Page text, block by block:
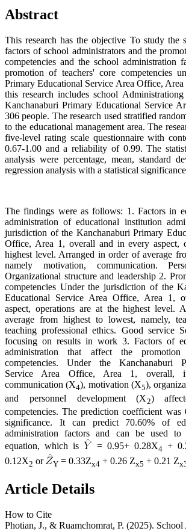
Abstract
This research has the objective To study the
factors of school administrators and the
competencies and the school administration
promotion of teachers' core competencies
Primary Educational Service Area Office, Area
this research includes school
Kanchanaburi Primary Educational Service
306 people. The research used stratified
to the educational management area. The
five-level rating scale questionnaire with
0.67-1.00 and a reliability of 0.99. The
analysis were percentage, mean, standard
regression analysis with a statistical
The findings were as follows: 1. Factors in
administration of educational institution
jurisdiction of the Kanchanaburi Primary
Office, Area 1, overall and in every aspect,
highest level. Arranged in order of average
namely motivation, communication.
Organizational structure and leadership 2.
competencies Under the jurisdiction of the
Educational Service Area Office, Area 1,
aspect, operations are at the highest level.
average from highest to lowest, namely,
teaching professional ethics. Good service
focusing on results in work 3. Factors of
administration that affect the
competencies. Under the Kanchanaburi
Service Area Office, Area 1, overall,
communication (X4), motivation (X5),
and personnel development (X2)
competencies. The prediction coefficient was
significance. It can predict 70.60% of
administration factors and can be used to
equation, which is
= 0.95+ 0.28X4 +
0.12X2 or Y= 0.33Zx4 + 0.26 Zx5 + 0.21 Z
Article Details
How to Cite
Photian, J., & Ruamchomrat, P. (2025).